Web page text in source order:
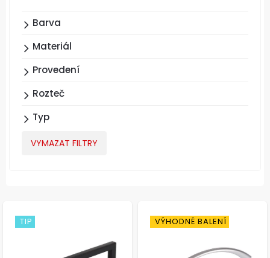
Barva
Materiál
Provedení
Rozteč
Typ
VYMAZAT FILTRY
TIP VÝHODNÉ BALENÍ